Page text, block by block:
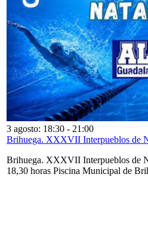
3 agosto: 18:30 - 21:00
Brihuega. XXXVII Interpueblos de
Brihuega. XXXVII Interpueblos de
18,30 horas Piscina Municipal de